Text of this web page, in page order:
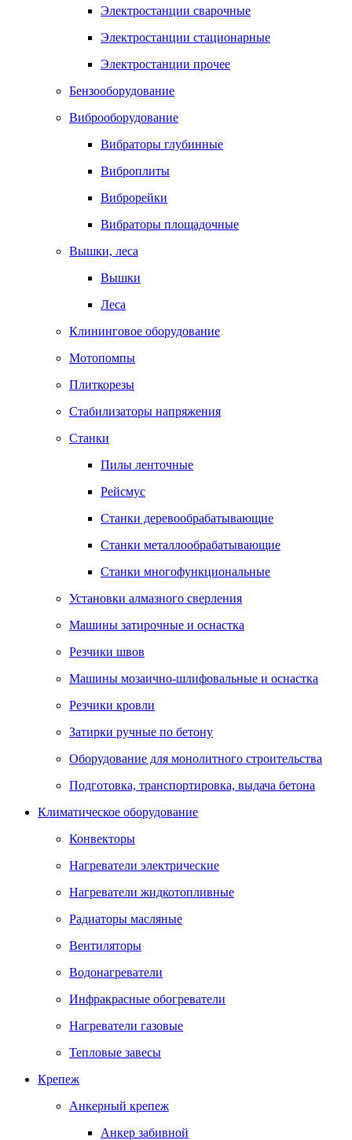
Электростанции сварочные
Электростанции стационарные
Электростанции прочее
Бензооборудование
Виброоборудование
Вибраторы глубинные
Виброплиты
Виброрейки
Вибраторы площадочные
Вышки, леса
Вышки
Леса
Клининговое оборудование
Мотопомпы
Плиткорезы
Стабилизаторы напряжения
Станки
Пилы ленточные
Рейсмус
Станки деревообрабатывающие
Станки металлообрабатывающие
Станки многофункциональные
Установки алмазного сверления
Машины затирочные и оснастка
Резчики швов
Машины мозаично-шлифовальные и оснастка
Резчики кровли
Затирки ручные по бетону
Оборудование для монолитного строительства
Подготовка, транспортировка, выдача бетона
Климатическое оборудование
Конвекторы
Нагреватели электрические
Нагреватели жидкотопливные
Радиаторы масляные
Вентиляторы
Водонагреватели
Инфракрасные обогреватели
Нагреватели газовые
Тепловые завесы
Крепеж
Анкерный крепеж
Анкер забивной